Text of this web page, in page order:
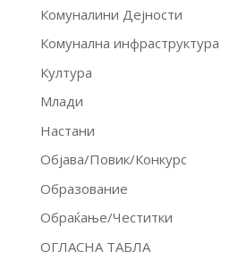
Комуналини Дејности
Комунална инфраструктура
Култура
Млади
Настани
Објава/Повик/Конкурс
Образование
Обраќање/Честитки
ОГЛАСНА ТАБЛА